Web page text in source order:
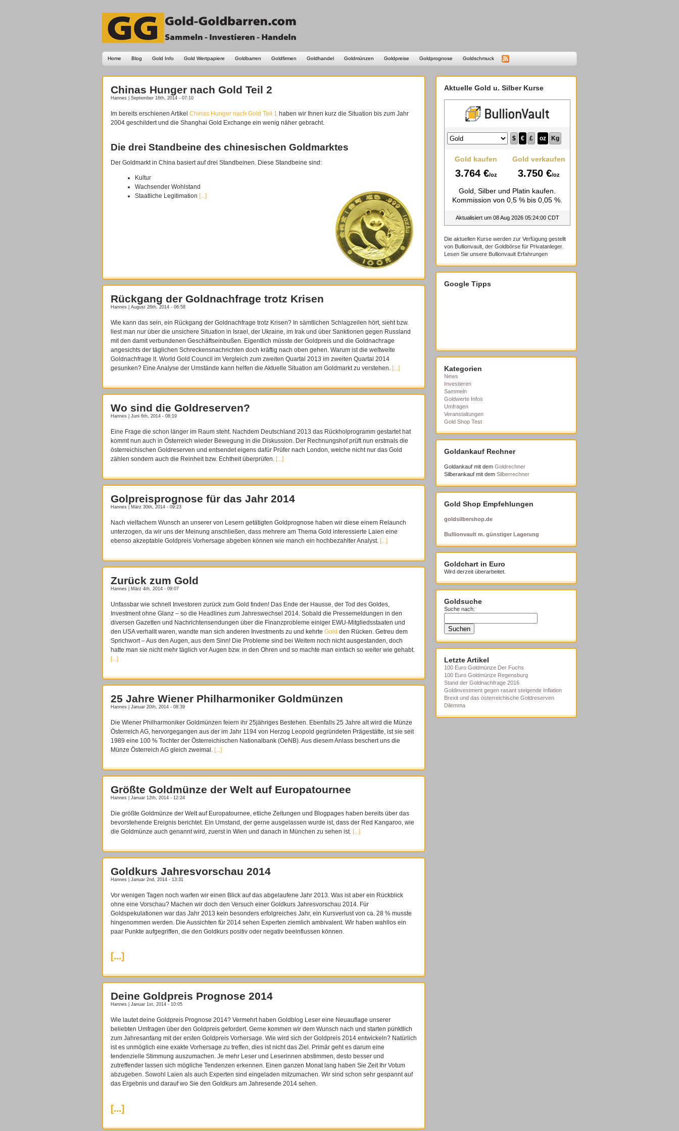
Home Blog Gold Info Gold Wertpapiere Goldbarren Goldfirmen Goldhandel Goldmünzen Goldpreise Goldprognose Goldschmuck
Chinas Hunger nach Gold Teil 2
Hannes | September 16th, 2014 - 07:10
Im bereits erschienen Artikel Chinas Hunger nach Gold Teil 1 haben wir Ihnen kurz die Situation bis zum Jahr
2004 geschildert und die Shanghai Gold Exchange ein wenig näher gebracht.
Die drei Standbeine des chinesischen Goldmarktes
Der Goldmarkt in China basiert auf drei Standbeinen. Diese Standbeine sind:
Kultur
Wachsender Wohlstand
Staatliche Legitimation [...]
Rückgang der Goldnachfrage trotz Krisen
Hannes | August 26th, 2014 - 06:58
Wie kann das sein, ein Rückgang der Goldnachfrage trotz Krisen? In sämtlichen Schlagzeilen hört, sieht bzw.
liest man nur über die unsichere Situation in Israel, der Ukraine, im Irak und über Sanktionen gegen Russland
mit den damit verbundenen Geschäftseinbußen. Eigentlich müsste der Goldpreis und die Goldnachrage
angesichts der täglichen Schreckensnachrichten doch kräftig nach oben gehen. Warum ist die weltweite
Goldnachfrage lt. World Gold Council im Vergleich zum zweiten Quartal 2013 im zweiten Quartal 2014
gesunken? Eine Analyse der Umstände kann helfen die Aktuelle Situation am Goldmarkt zu verstehen. [...]
Wo sind die Goldreserven?
Hannes | Juni 6th, 2014 - 08:19
Eine Frage die schon länger im Raum steht. Nachdem Deutschland 2013 das Rückholprogramm gestartet hat
kommt nun auch in Österreich wieder Bewegung in die Diskussion. Der Rechnungshof prüft nun erstmals die
österreichischen Goldreserven und entsendet eigens dafür Prüfer nach London, welche nicht nur das Gold
zählen sondern auch die Reinheit bzw. Echtheit überprüfen. [...]
Golpreisprognose für das Jahr 2014
Hannes | März 30th, 2014 - 09:23
Nach vielfachem Wunsch an unserer von Lesern getätigten Goldprognose haben wir diese einem Relaunch
unterzogen, da wir uns der Meinung anschließen, dass mehrere am Thema Gold interessierte Laien eine
ebenso akzeptable Goldpreis Vorhersage abgeben können wie manch ein hochbezahlter Analyst. [...]
Zurück zum Gold
Hannes | März 4th, 2014 - 09:07
Unfassbar wie schnell Investoren zurück zum Gold finden! Das Ende der Hausse, der Tod des Goldes,
Investment ohne Glanz – so die Headlines zum Jahreswechsel 2014. Sobald die Pressemeldungen in den
diversen Gazetten und Nachrichtensendungen über die Finanzprobleme einiger EWU-Mitgliedsstaaten und
den USA verhallt waren, wandte man sich anderen Investments zu und kehrte Gold den Rücken. Getreu dem
Sprichwort – Aus den Augen, aus dem Sinn! Die Probleme sind bei Weitem noch nicht ausgestanden, doch
hatte man sie nicht mehr täglich vor Augen bzw. in den Ohren und so machte man einfach so weiter wie gehabt.
[...]
25 Jahre Wiener Philharmoniker Goldmünzen
Hannes | Januar 20th, 2014 - 08:39
Die Wiener Philharmoniker Goldmünzen feiern ihr 25jähriges Bestehen. Ebenfalls 25 Jahre alt wird die Münze
Österreich AG, hervorgegangen aus der im Jahr 1194 von Herzog Leopold gegründeten Prägestätte, ist sie seit
1989 eine 100 % Tochter der Österreichischen Nationalbank (OeNB). Aus diesem Anlass beschert uns die
Münze Österreich AG gleich zweimal. [...]
Größte Goldmünze der Welt auf Europatournee
Hannes | Januar 12th, 2014 - 12:24
Die größte Goldmünze der Welt auf Europatournee, etliche Zeitungen und Blogpages haben bereits über das
bevorstehende Ereignis berichtet. Ein Umstand, der gerne ausgelassen wurde ist, dass der Red Kangaroo, wie
die Goldmünze auch genannt wird, zuerst in Wien und danach in München zu sehen ist. [...]
Goldkurs Jahresvorschau 2014
Hannes | Januar 2nd, 2014 - 13:31
Vor wenigen Tagen noch warfen wir einen Blick auf das abgelaufene Jahr 2013. Was ist aber ein Rückblick
ohne eine Vorschau? Machen wir doch den Versuch einer Goldkurs Jahresvorschau 2014. Für
Goldspekulationen war das Jahr 2013 kein besonders erfolgreiches Jahr, ein Kursverlust von ca. 28 % musste
hingenommen werden. Die Aussichten für 2014 sehen Experten ziemlich ambivalent. Wir haben wahllos ein
paar Punkte aufgegriffen, die den Goldkurs positiv oder negativ beeinflussen können.
[...]
Deine Goldpreis Prognose 2014
Hannes | Januar 1st, 2014 - 10:05
Wie lautet deine Goldpreis Prognose 2014? Vermehrt haben Goldblog Leser eine Neuauflage unserer
beliebten Umfragen über den Goldpreis gefordert. Gerne kommen wir dem Wunsch nach und starten pünktlich
zum Jahresanfang mit der ersten Goldpreis Vorhersage. Wie wird sich der Goldpreis 2014 entwickeln? Natürlich
ist es unmöglich eine exakte Vorhersage zu treffen, dies ist nicht das Ziel. Primär geht es darum eine
tendenzielle Stimmung auszumachen. Je mehr Leser und Leserinnen abstimmen, desto besser und
zutreffender lassen sich mögliche Tendenzen erkennen. Einen ganzen Monat lang haben Sie Zeit Ihr Votum
abzugeben. Sowohl Laien als auch Experten sind eingeladen mitzumachen. Wir sind schon sehr gespannt auf
das Ergebnis und darauf wo Sie den Goldkurs am Jahresende 2014 sehen.
[...]
Aktuelle Gold u. Silber Kurse
Die aktuellen Kurse werden zur Verfügung gestellt
von Bullionvault, der Goldbörse für Privatanleger.
Lesen Sie unsere Bullionvault Erfahrungen
Google Tipps
Kategorien
News
Investieren
Sammeln
Goldwerte Infos
Umfragen
Veranstaltungen
Gold Shop Test
Goldankauf Rechner
Goldankauf mit dem Goldrechner
Silberankauf mit dem Silberrechner
Gold Shop Empfehlungen
goldsilbershop.de
Bullionvault m. günstiger Lagerung
Goldchart in Euro
Wird derzeit überarbeitet.
Goldsuche
Suche nach:
Letzte Artikel
100 Euro Goldmünze Der Fuchs
100 Euro Goldmünze Regensburg
Stand der Goldnachfrage 2016
Goldinvestment gegen rasant steigende Inflation
Brexit und das österreichische Goldreserven
Dilemma